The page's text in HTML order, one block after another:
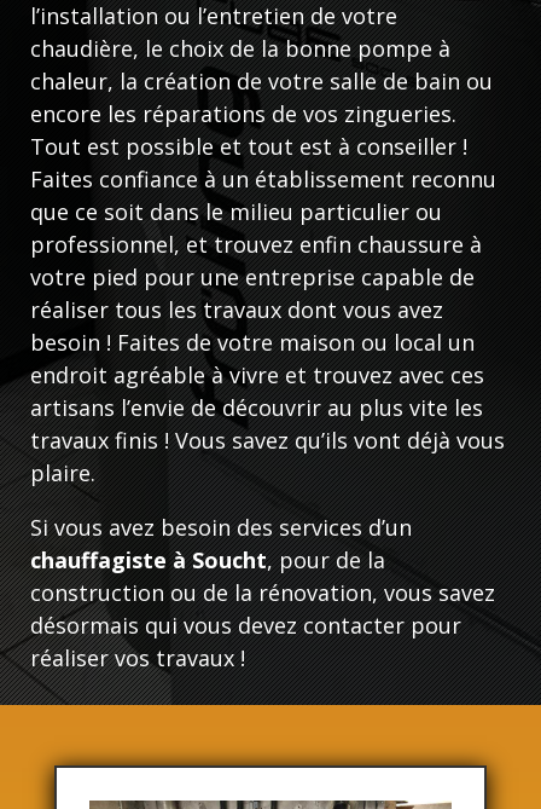
l’installation ou l’entretien de votre
chaudière, le choix de la bonne pompe à
chaleur, la création de votre salle de bain ou
encore les réparations de vos zingueries.
Tout est possible et tout est à conseiller !
Faites confiance à un établissement reconnu
que ce soit dans le milieu particulier ou
professionnel, et trouvez enfin chaussure à
votre pied pour une entreprise capable de
réaliser tous les travaux dont vous avez
besoin ! Faites de votre maison ou local un
endroit agréable à vivre et trouvez avec ces
artisans l’envie de découvrir au plus vite les
travaux finis ! Vous savez qu’ils vont déjà vous
plaire.
Si vous avez besoin des services d’un
chauffagiste à Soucht, pour de la
construction ou de la rénovation, vous savez
désormais qui vous devez contacter pour
réaliser vos travaux !